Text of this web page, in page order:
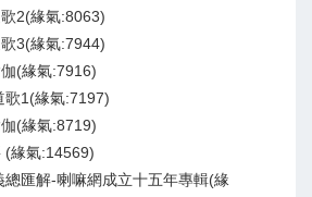
2(緣氣:8063)
3(緣氣:7944)
(緣氣:7916)
1(緣氣:7197)
(緣氣:8719)
緣氣:14569)
匯解-喇嘛網成立十五年專輯(緣